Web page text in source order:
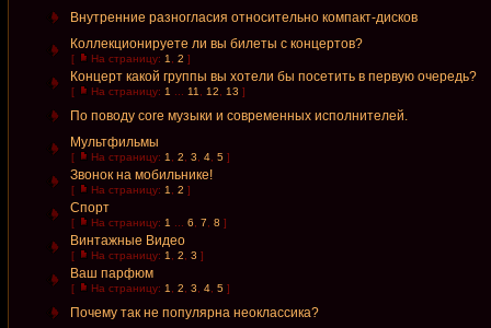
Внутренние разногласия относительно компакт-дисков
Коллекционируете ли вы билеты с концертов?
[ На страницу: 1 2 ]
Концерт какой группы вы хотели бы посетить в первую очередь?
[ На страницу: 1 11 12 13 ]
По поводу core музыки и современных исполнителей.
Мультфильмы
[ На страницу: 1 2 3 4 5 ]
Звонок на мобильнике!
[ На страницу: 1 2 ]
Спорт
[ На страницу: 1 6 7 8 ]
Винтажные Видео
[ На страницу: 1 2 3 ]
Ваш парфюм
[ На страницу: 1 2 3 4 5 ]
Почему так не популярна неоклассика?